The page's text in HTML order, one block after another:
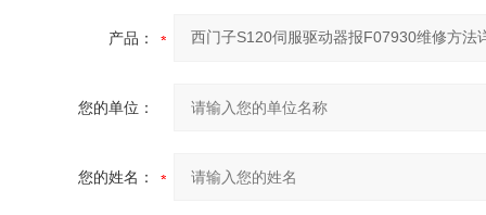
产品：
您的单位：
您的姓名：